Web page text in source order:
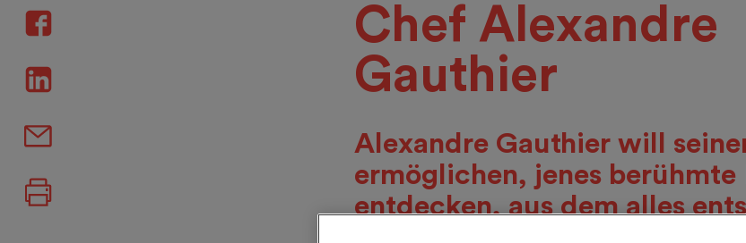
Chef Alexandre
Gauthier
Alexandre Gauthier will
ermöglichen, jenes berühmte
entdecken, aus dem alles